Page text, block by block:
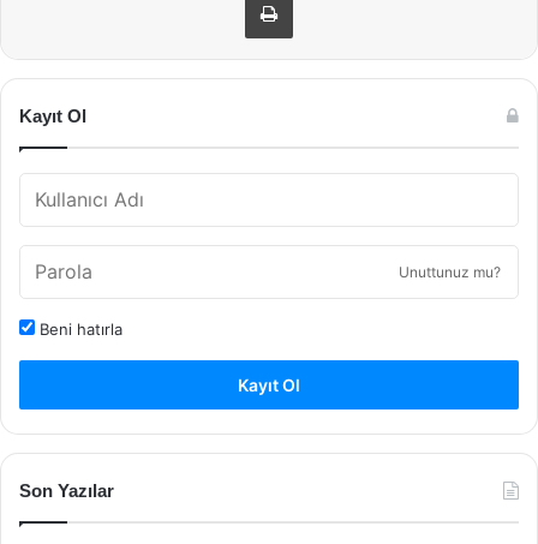
Kayıt Ol
Unuttunuz mu?
Beni hatırla
Kayıt Ol
Son Yazılar